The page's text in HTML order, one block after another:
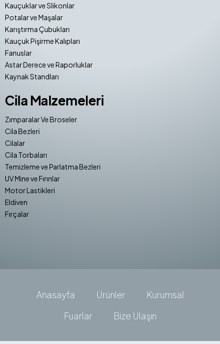
Kauçuklar ve Slikonlar
Potalar ve Maşalar
Karıştırma Çubukları
Kauçuk Pişirme Kalıpları
Fanuslar
Astar Derece ve Raporluklar
Kaynak Standları
Cila Malzemeleri
Zımparalar Ve Broseler
Cila Bezleri
Cilalar
Cila Torbaları
Temizleme ve Parlatma Bezleri
UV Mine ve Fırınlar
Motor Lastikleri
Eldiven
Fırçalar
Anasayfa Ürünler
Kurumsal
Fuarlar
Bize Ulaşın